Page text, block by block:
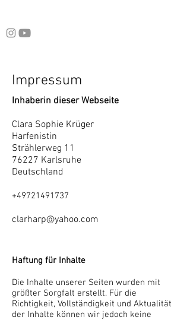
Impressum
Inhaberin dieser Webseite
Clara Sophie Krüger
Harfenistin
Strählerweg 11
76227 Karlsruhe
Deutschland
+49721491737
clarharp@yahoo.com
Haftung für Inhalte
Die Inhalte unserer Seiten wurden mit
größter Sorgfalt erstellt. Für die
Richtigkeit, Vollständigkeit und Aktualität
der Inhalte können wir jedoch keine